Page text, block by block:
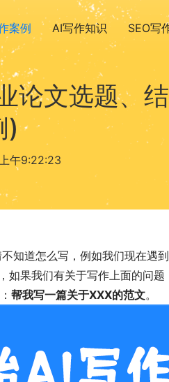
案例 AI写作知识 SEO写
论文选题、
)
午9:22:23
知道怎么写，例如我们现在遇
如果我们有关于写作上面的问
帮我写一篇关于XXX的范文。